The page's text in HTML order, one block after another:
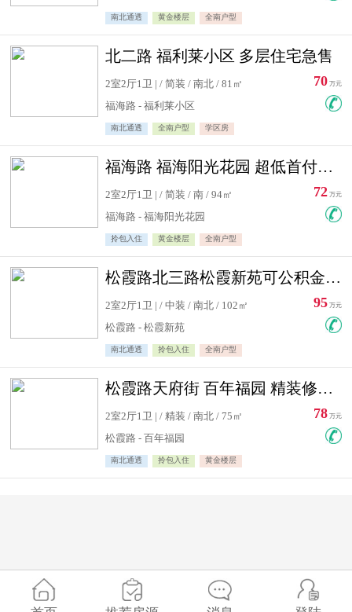
南北通透 黄金楼层 全南户型
北二路 福利莱小区 多层住宅急售
2室2厅1卫 | / 简装 / 南北 / 81㎡
福海路 - 福利莱小区
南北通透 全南户型 学区房
70 万元
福海路 福海阳光花园 超低首付住宅急售
2室2厅1卫 | / 简装 / 南 / 94㎡
福海路 - 福海阳光花园
拎包入住 黄金楼层 全南户型
72 万元
松霞路北三路松霞新苑可公积金贷款北小区南北通透住宅急售
2室2厅1卫 | / 中装 / 南北 / 102㎡
松霞路 - 松霞新苑
南北通透 拎包入住 全南户型
95 万元
松霞路天府街 百年福园 精装修住宅急售
2室2厅1卫 | / 精装 / 南北 / 75㎡
松霞路 - 百年福园
南北通透 拎包入住 黄金楼层
78 万元